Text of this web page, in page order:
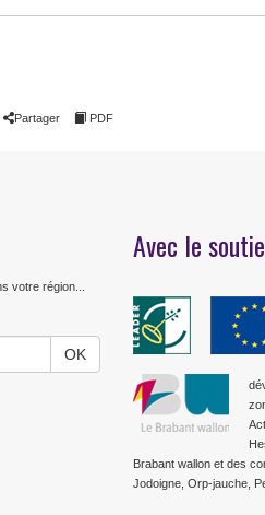
Partager PDF
votre région...
Avec le
Brabant wallon et des
Jodoigne, Orp-jauche,